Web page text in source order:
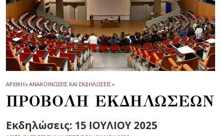
ΑΡΧΙΚΗ» ΑΝΑΚΟΙΝΩΣΕΙΣ ΚΑΙ ΕΚΔΗΛΩΣΕΙΣ»
ΠΡΟΒΟΛΗ ΕΚΔΗΛΩΣΕΩΝ
Εκδηλώσεις: 15 ΙΟΥΛΙΟΥ 2025